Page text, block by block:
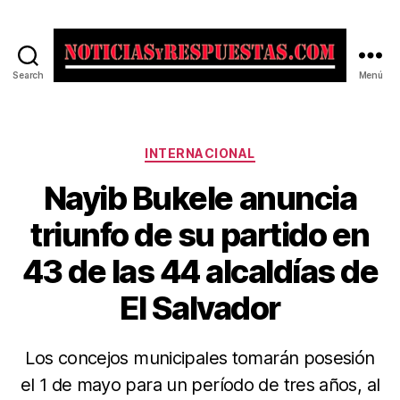
Search Menú
Categorías
INTERNACIONAL
Nayib Bukele anuncia
triunfo de su partido en
43 de las 44 alcaldías de
El Salvador
Los concejos municipales tomarán posesión
el 1 de mayo para un período de tres años, al